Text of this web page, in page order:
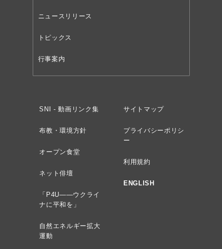
ニュースリリース
トピックス
行事案内
SNI - 動画リンク集
布教・環境方針
オープン食堂
ネット俳壇
「P4U——ウクライ
ナに平和を」
自然エネルギー拡大
運動
サイトマップ
プライバシーポリシ
ー
利用規約
ENGLISH